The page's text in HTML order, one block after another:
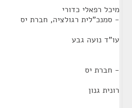
מיכל רפאלי כדורי
- סמנכ"לית רגולציה, חברת יס
עו"ד נועה גבע
- חברת יס
רונית גנון